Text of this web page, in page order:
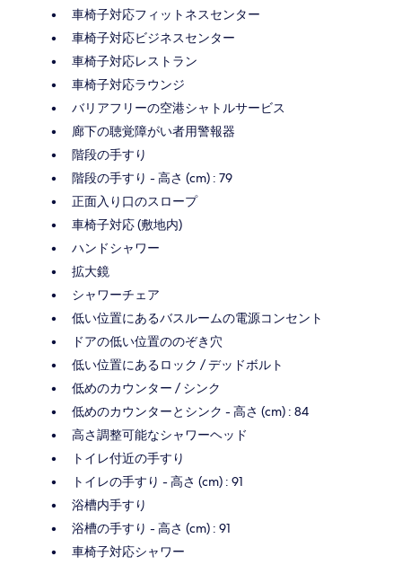
車椅子対応フィットネスセンター
車椅子対応ビジネスセンター
車椅子対応レストラン
車椅子対応ラウンジ
バリアフリーの空港シャトルサービス
廊下の聴覚障がい者用警報器
階段の手すり
階段の手すり - 高さ (cm) : 79
正面入り口のスロープ
車椅子対応 (敷地内)
ハンドシャワー
拡大鏡
シャワーチェア
低い位置にあるバスルームの電源コンセント
ドアの低い位置ののぞき穴
低い位置にあるロック / デッドボルト
低めのカウンター / シンク
低めのカウンターとシンク - 高さ (cm) : 84
高さ調整可能なシャワーヘッド
トイレ付近の手すり
トイレの手すり - 高さ (cm) : 91
浴槽内手すり
浴槽の手すり - 高さ (cm) : 91
車椅子対応シャワー